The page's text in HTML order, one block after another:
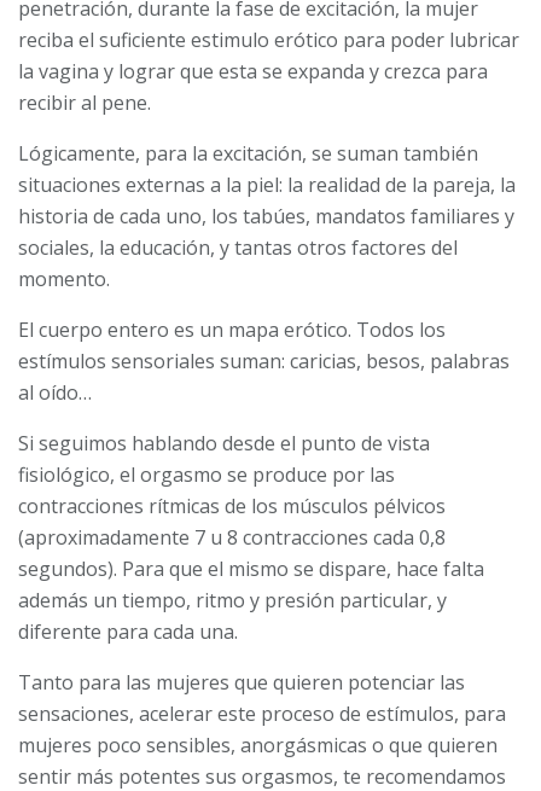
penetración, durante la fase de excitación, la mujer
reciba el suficiente estimulo erótico para poder lubricar
la vagina y lograr que esta se expanda y crezca para
recibir al pene.
Lógicamente, para la excitación, se suman también
situaciones externas a la piel: la realidad de la pareja, la
historia de cada uno, los tabúes, mandatos familiares y
sociales, la educación, y tantas otros factores del
momento.
El cuerpo entero es un mapa erótico. Todos los
estímulos sensoriales suman: caricias, besos, palabras
al oído…
Si seguimos hablando desde el punto de vista
fisiológico, el orgasmo se produce por las
contracciones rítmicas de los músculos pélvicos
(aproximadamente 7 u 8 contracciones cada 0,8
segundos). Para que el mismo se dispare, hace falta
además un tiempo, ritmo y presión particular, y
diferente para cada una.
Tanto para las mujeres que quieren potenciar las
sensaciones, acelerar este proceso de estímulos, para
mujeres poco sensibles, anorgásmicas o que quieren
sentir más potentes sus orgasmos, te recomendamos